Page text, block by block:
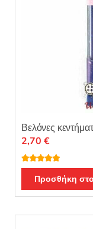
Βελόνες
Βαθμολογή
θηκε με 5.00
από 5
2,70 €
Προσθήκη